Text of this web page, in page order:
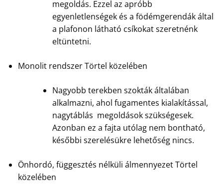
megoldás. Ezzel az apróbb
egyenletlenségek és a födémgerendák által
a plafonon látható csíkokat szeretnénk
eltüntetni.
Monolit rendszer Törtel közelében
Nagyobb terekben szokták általában
alkalmazni, ahol fugamentes kialakítással,
nagytáblás megoldások szükségesek.
Azonban ez a fajta utólag nem bontható,
későbbi szerelésükre lehetőség nincs.
Önhordó, függesztés nélküli álmennyezet Törtel
közelében